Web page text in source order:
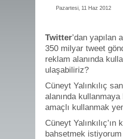
Pazartesi, 11 Haz 2012
Twitter’dan yapılan
350 milyar tweet
reklam alanında
ulaşabiliriz?
Cüneyt Yalınkılıç
alanında
amaçlı kullanmak
Cüneyt
bahsetmek